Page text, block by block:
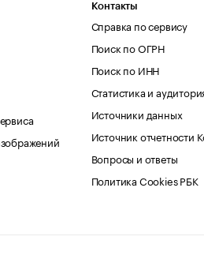
Контакты
Справка по сервису
Поиск по ОГРН
Поиск по ИНН
Статистика и
Источники данных
Источник отчетности
Вопросы и ответы
Политика Cookies РБК